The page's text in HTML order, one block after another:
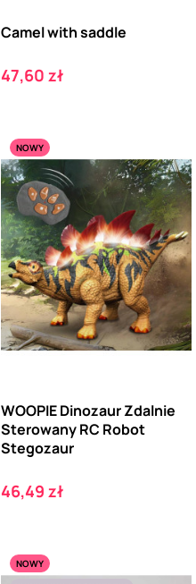
Camel with saddle
Cena
47,60 zł
NOWY
WOOPIE Dinozaur Zdalnie
Sterowany RC Robot
Stegozaur
Cena
46,49 zł
NOWY